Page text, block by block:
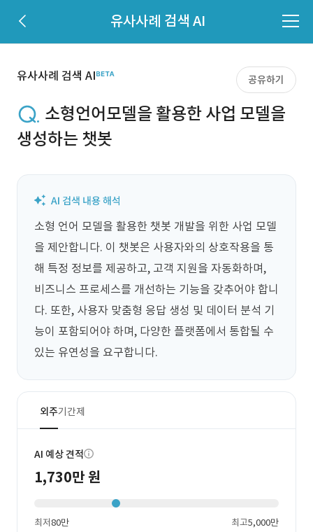
유사사례 검색 AI
유사사례 검색 AI 공유하기
소형언어모델을 활용한 사업 모델을
생성하는 챗봇
소형 언어 모델을 활용한 챗봇 개발을 위한 사업 모델
을 제안합니다. 이 챗봇은 사용자와의 상호작용을 통
해 특정 정보를 제공하고, 고객 지원을 자동화하며,
비즈니스 프로세스를 개선하는 기능을 갖추어야 합니
다. 또한, 사용자 맞춤형 응답 생성 및 데이터 분석 기
능이 포함되어야 하며, 다양한 플랫폼에서 통합될 수
있는 유연성을 요구합니다.
외주기간제
AI 예상 견적
1,730만 원
최저80만 최고5,000만